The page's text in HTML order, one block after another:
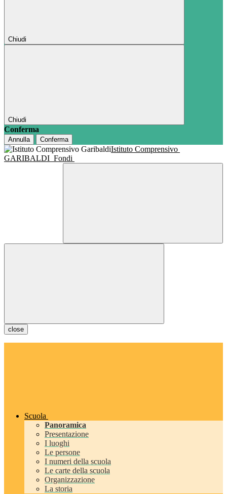
Chiudi
Chiudi
Conferma
Annulla Conferma
Istituto Comprensivo
GARIBALDI Fondi
close
Scuola
Panoramica
Presentazione
I luoghi
Le persone
I numeri della scuola
Le carte della scuola
Organizzazione
La storia